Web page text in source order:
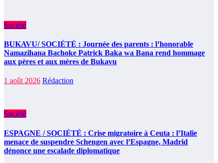
Société
BUKAVU/ SOCIÉTÉ : Journée des parents : l’honorable
Namazihana Bachoke Patrick Baka wa Bana rend hommage
aux pères et aux mères de Bukavu
1 août 2026 Rédaction
Société
ESPAGNE / SOCIÉTÉ : Crise migratoire à Ceuta : l’Italie
menace de suspendre Schengen avec l’Espagne, Madrid
dénonce une escalade diplomatique